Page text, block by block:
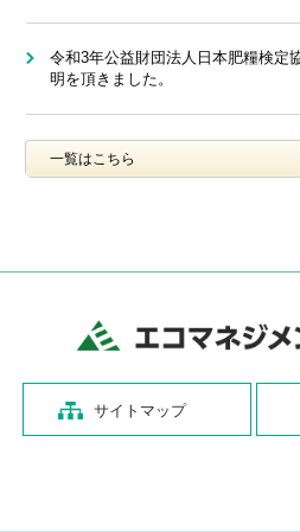
令和3年公益財団法人日本肥糧検定
明を頂きました。
一覧はこちら
サイトマップ